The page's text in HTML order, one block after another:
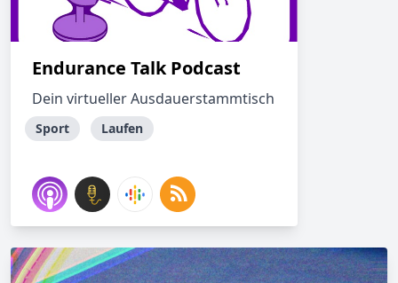
Endurance Talk Podcast
Dein virtueller Ausdauerstammtisch
Sport Laufen